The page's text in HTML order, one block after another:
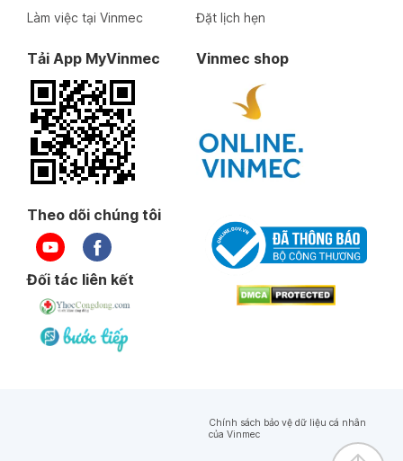
Làm việc tại Vinmec
Đặt lịch hẹn
Tải App MyVinmec Vinmec shop
Theo dõi chúng tôi
Đối tác liên kết
Chính sách bảo vệ dữ liệu cá nhân
của Vinmec